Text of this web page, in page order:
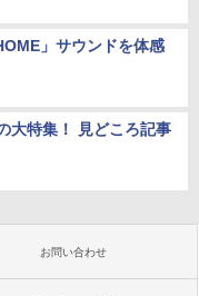
」サウンドを体感
大特集！ 見どころ記事
お問い合わせ